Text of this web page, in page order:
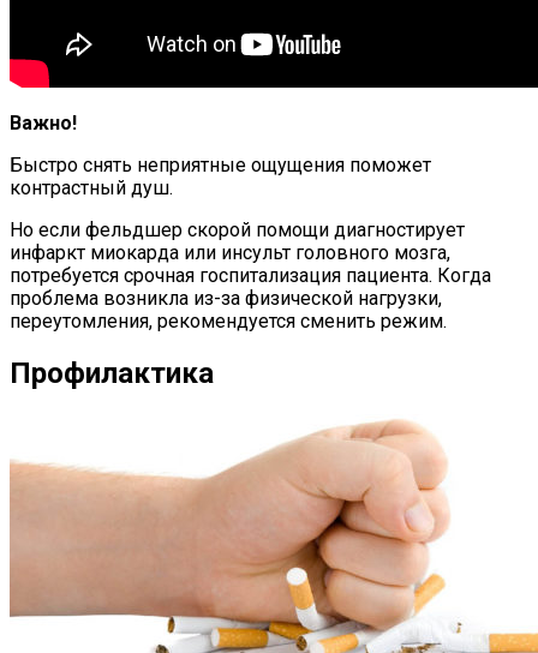
Важно!
Быстро снять неприятные ощущения поможет
контрастный душ.
Но если фельдшер скорой помощи диагностирует
инфаркт миокарда или инсульт головного мозга,
потребуется срочная госпитализация пациента. Когда
проблема возникла из-за физической нагрузки,
переутомления, рекомендуется сменить режим.
Профилактика